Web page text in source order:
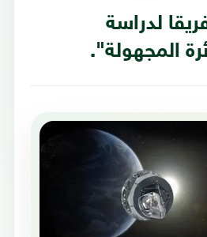
لدراسة
المجهولة".